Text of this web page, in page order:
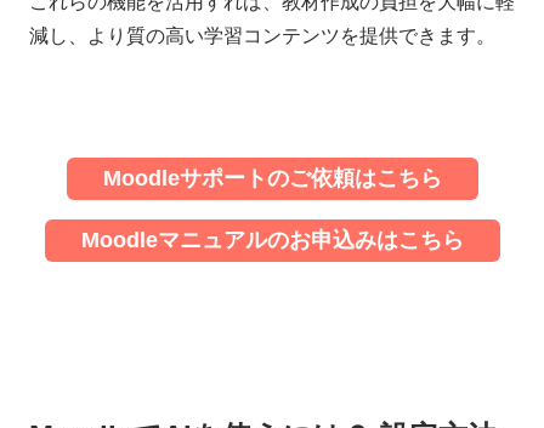
減し、より質の高い学習コンテンツを提供できます。
Moodleサポートのご依頼はこちら
Moodleマニュアルのお申込みはこちら